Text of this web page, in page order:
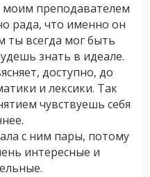
преподавателем
рада, что именно он
ты всегда мог быть
знать в идеале.
доступно, до
и лексики. Так
чувствуешь себя
с ним пары, потому
интересные и